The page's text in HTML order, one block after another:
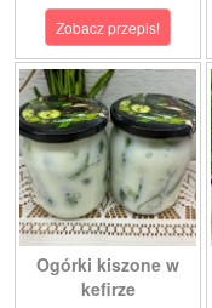
Zobacz przepis!
Ogórki kiszone w
kefirze